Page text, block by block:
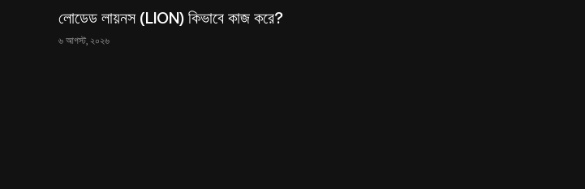
লোডেড লায়নস (LION) কিভাবে কাজ করে?
৬ আগস্ট, ২০২৬